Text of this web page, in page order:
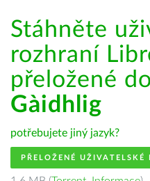
Stáhněte
rozhraní
přeložené
Gàidhlig
potřebujete jiný jazyk?
PŘELOŽENÉ UŽIVATELSKÉ